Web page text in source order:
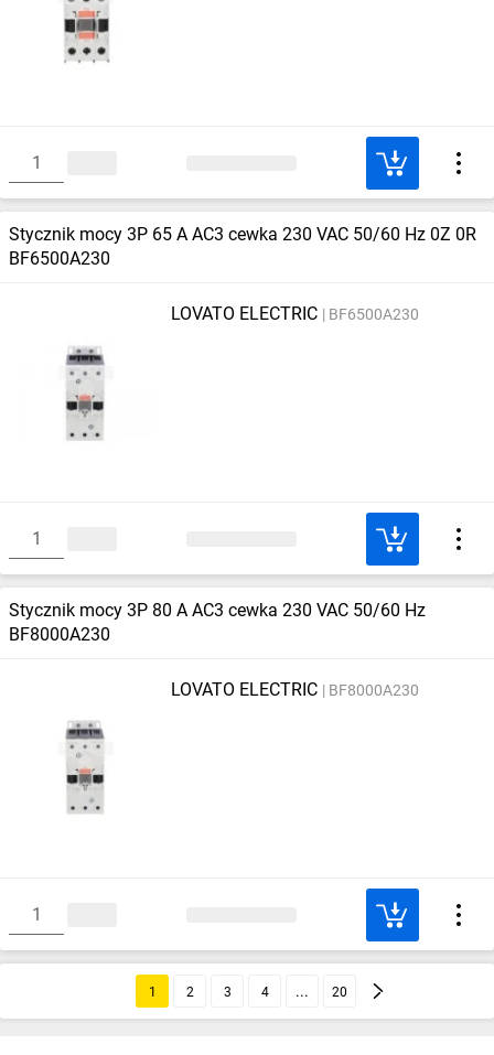
Stycznik mocy 3P 65 A AC3 cewka 230 VAC 50/60 Hz 0Z 0R
BF6500A230
LOVATO ELECTRIC BF6500A230
Stycznik mocy 3P 80 A AC3 cewka 230 VAC 50/60 Hz
BF8000A230
LOVATO ELECTRIC BF8000A230
1 2 3 4 20